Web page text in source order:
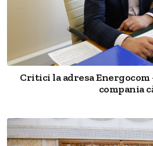
Critici la adresa Energocom
compania